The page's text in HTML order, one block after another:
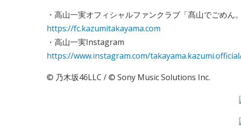
・高山一実オフィシャルファンクラブ「髙山でごめん。
https://fc.kazumitakayama.com
・高山一実Instagram
https://www.instagram.com/
© 乃木坂46LLC / © Sony Music Solutions Inc.